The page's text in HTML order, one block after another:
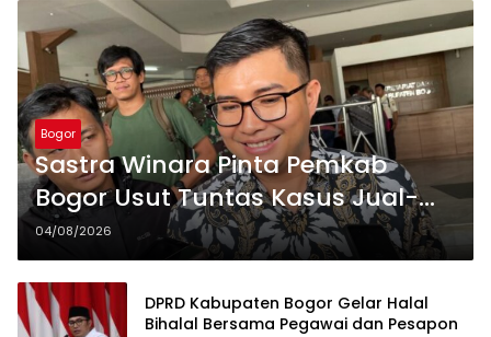
Bogor
Sastra Winara Pinta Pemkab
Bogor Usut Tuntas Kasus Jual-
Beli Jabatan oleh ASN
04/08/2026
DPRD Kabupaten Bogor Gelar Halal
Bihalal Bersama Pegawai dan Pesapon